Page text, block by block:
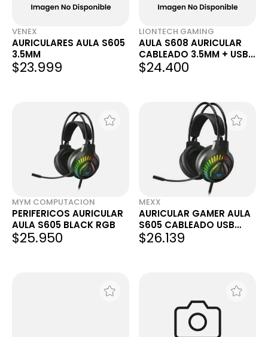
VENEX
AURICULARES AULA S605
3.5MM
$23.999
LIONTECH GAMING
AULA S608 AURICULAR
CABLEADO 3.5MM + USB
RGB NEGRO VINCHA
AUTOAJUSTABLE
$24.400
MYM COMPUTACION
PERIFERICOS AURICULAR
AULA S605 BLACK RGB
$25.950
MEXX
AURICULAR GAMER AULA
S605 CABLEADO USB
RGB NEGRO
$26.139